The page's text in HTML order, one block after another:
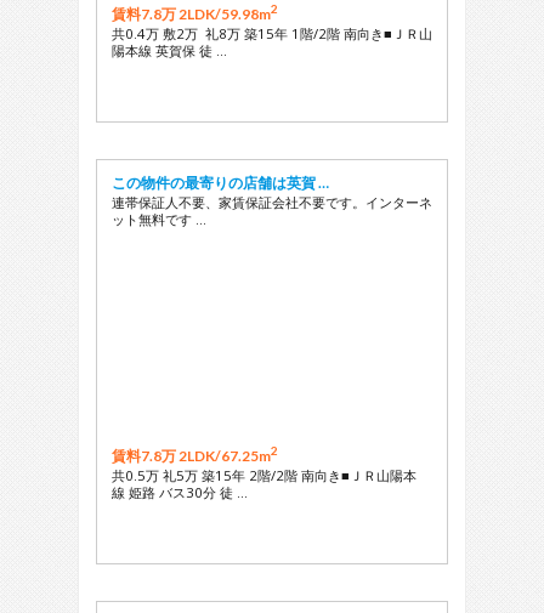
賃料7.8万 2LDK/59.98m2
共0.4万 敷2万 礼8万 築15年 1階/2階 南向き■ＪＲ山
陽本線 英賀保 徒 …
この物件の最寄りの店舗は英賀 …
連帯保証人不要、家賃保証会社不要です。インターネ
ット無料です …
賃料7.8万 2LDK/67.25m2
共0.5万 礼5万 築15年 2階/2階 南向き■ＪＲ山陽本
線 姫路 バス30分 徒 …